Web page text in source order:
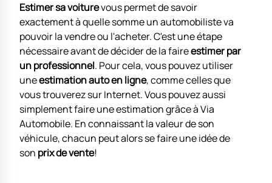
Estimer sa voiturevous permet de savoir
exactement à quelle somme un automobiliste va
pouvoir la vendre ou l'acheter. C'est une étape
nécessaire avant de décider de la faireestimer par
un professionnel. Pour cela, vous pouvez utiliser
uneestimation auto en ligne, comme celles que
vous trouverez sur Internet. Vous pouvez aussi
simplement faire une estimation grâce à Via
Automobile. En connaissant la valeur de son
véhicule, chacun peut alors se faire une idée de
son prix de vente!